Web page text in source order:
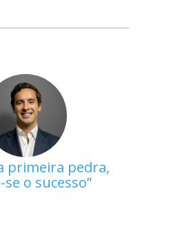
primeira pedra,
se o sucesso